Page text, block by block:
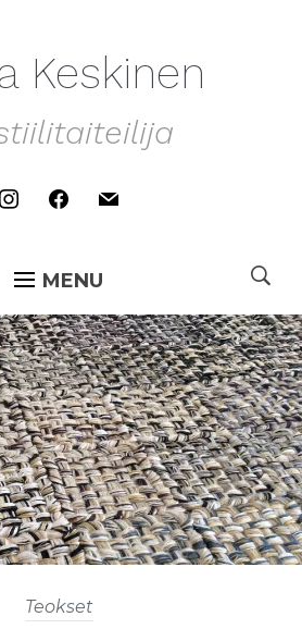
Keskinen
instagramfacebook
mail
MENU
Teokset